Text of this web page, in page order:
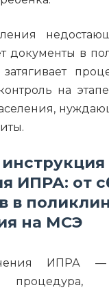
документы в
на
ИПРА: от
в
на МСЭ
ИПРА —